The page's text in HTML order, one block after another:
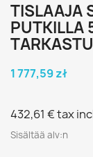
TISLAAJA
PUTKILLA
1 777,59 zł
432,61 €tax
Sisältää alv:n